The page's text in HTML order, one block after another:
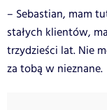
– Sebastian, mam
stałych klientów,
trzydzieści lat. Nie
za tobą w nieznane.